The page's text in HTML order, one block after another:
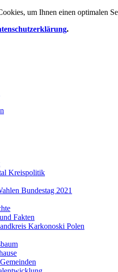
, um Ihnen einen optimalen
.
Kreispolitik
Bundestag 2021
Fakten
Karkonoski Polen